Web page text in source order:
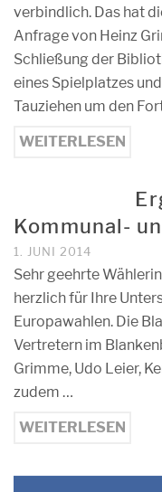
verbindlich. Das hat
Anfrage von Heinz
Schließung der
eines Spielplatzes
Tauziehen um den
WEITERLESEN
Kommunal-
1. JUNI 2014
Sehr geehrte
herzlich für Ihre
Europawahlen. Die
Vertretern im
Grimme, Udo Leier,
zudem …
WEITERLESEN